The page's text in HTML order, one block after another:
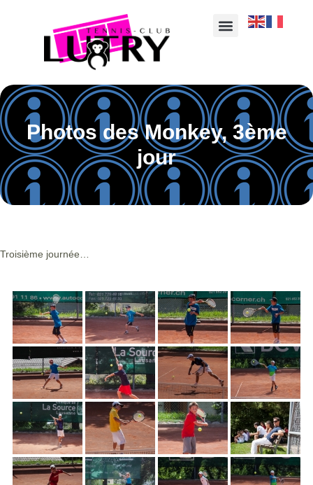
Photos des Monkey, 3ème
jour
Troisième journée…